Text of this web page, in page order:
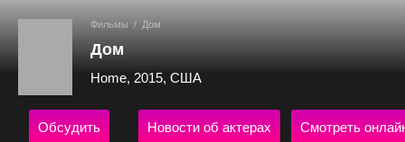
Фильмы / Дом
Дом
Home, 2015, США
Обсудить Новости об актерах Смотреть